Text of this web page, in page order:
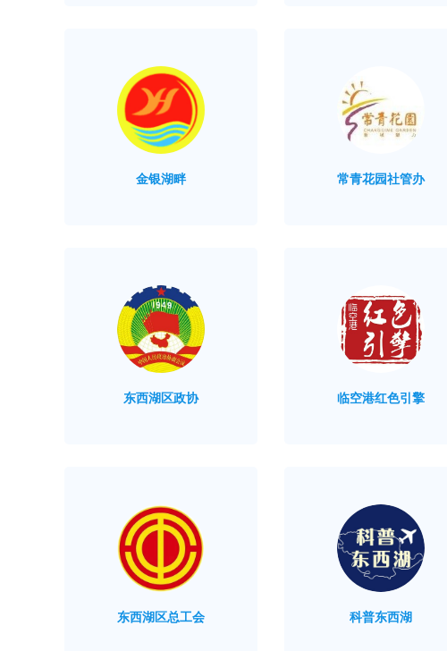
金银湖畔 常青花园社管办
东西湖区政协 临空港红色引擎
东西湖区总工会 科普东西湖